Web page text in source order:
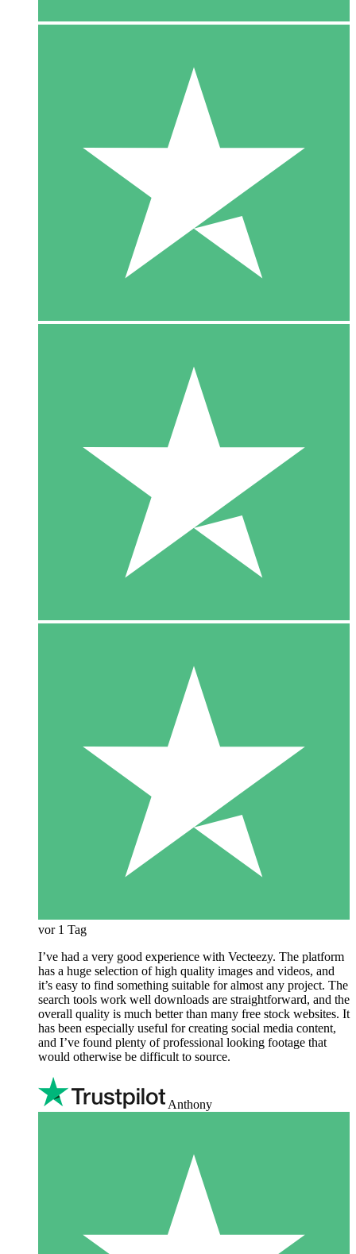
vor 1 Tag
I’ve had a very good experience with Vecteezy. The platform
has a huge selection of high quality images and videos, and
it’s easy to find something suitable for almost any project. The
search tools work well downloads are straightforward, and the
overall quality is much better than many free stock websites. It
has been especially useful for creating social media content,
and I’ve found plenty of professional looking footage that
would otherwise be difficult to source.
Anthony